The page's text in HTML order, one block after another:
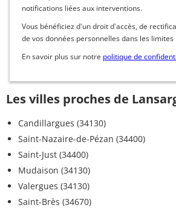
notifications liées aux interventions.
Vous bénéficiez d'un droit d'accès, de
de vos données personnelles dans les
En savoir plus sur notre politique de
Les villes proches de
Candillargues (34130)
Saint-Nazaire-de-Pézan (34400)
Saint-Just (34400)
Mudaison (34130)
Valergues (34130)
Saint-Brès (34670)